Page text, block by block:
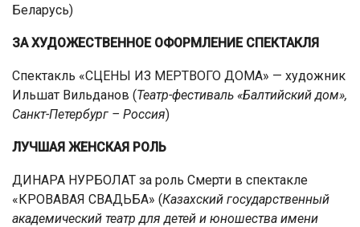
Беларусь)
ЗА ХУДОЖЕСТВЕННОЕ ОФОРМЛЕНИЕ СПЕКТАКЛЯ
Спектакль «СЦЕНЫ ИЗ МЕРТВОГО ДОМА» — художник
Ильшат Вильданов (Театр-фестиваль «Балтийский дом»,
Санкт-Петербург – Россия)
ЛУЧШАЯ ЖЕНСКАЯ РОЛЬ
ДИНАРА НУРБОЛАТ за роль Смерти в спектакле
«КРОВАВАЯ СВАДЬБА» (Казахский государственный
академический театр для детей и юношества имени